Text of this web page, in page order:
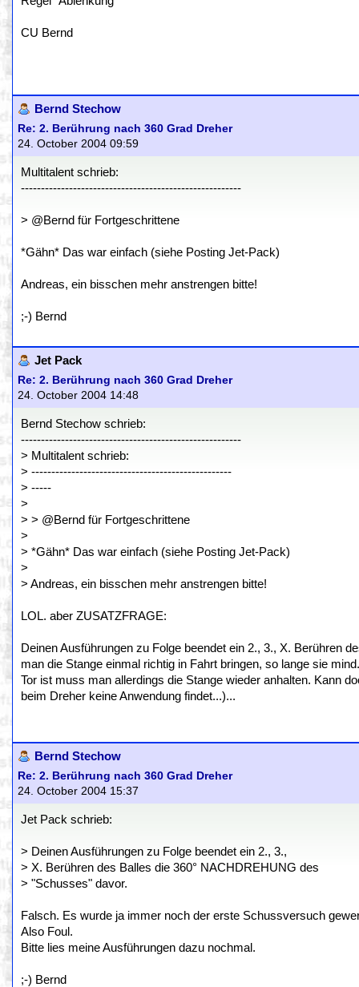
CU Bernd
Bernd Stechow
Re: 2. Berührung nach 360 Grad Dreher
24. October 2004 09:59
Multitalent schrieb:
-------------------------------------------------------
> @Bernd für Fortgeschrittene
*Gähn* Das war einfach (siehe Posting Jet-Pack)
Andreas, ein bisschen mehr anstrengen bitte!
;-) Bernd
Jet Pack
Re: 2. Berührung nach 360 Grad Dreher
24. October 2004 14:48
Bernd Stechow schrieb:
-------------------------------------------------------
> Multitalent schrieb:
> --------------------------------------------------
> -----
>
> > @Bernd für Fortgeschrittene
>
> *Gähn* Das war einfach (siehe Posting Jet-Pack)
>
> Andreas, ein bisschen mehr anstrengen bitte!
LOL. aber ZUSATZFRAGE:
Deinen Ausführungen zu Folge beendet ein 2., 3., X. Berühren
man die Stange einmal richtig in Fahrt bringen, so lange sie
Tor ist muss man allerdings die Stange wieder anhalten. Kann
beim Dreher keine Anwendung findet...)...
Bernd Stechow
Re: 2. Berührung nach 360 Grad Dreher
24. October 2004 15:37
Jet Pack schrieb:
> Deinen Ausführungen zu Folge beendet ein 2., 3.,
> X. Berühren des Balles die 360° NACHDREHUNG des
> "Schusses" davor.
Falsch. Es wurde ja immer noch der erste Schussversuch
Also Foul.
Bitte lies meine Ausführungen dazu nochmal.
;-) Bernd